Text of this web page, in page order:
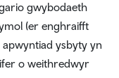
gwybodaeth
(er enghraifft
ysbyty yn
o weithredwyr